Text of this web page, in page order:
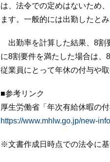
は、法令での定めはないため
ます。一般的には出勤したと
出勤率を計算した結果、8割
に8割要件を満たした場合は
従業員にとって年休の付与や
■参考リンク
厚生労働省「年次有給休暇の
https://www.mhlw.go.jp/new-
※文書作成日時点での法令に基